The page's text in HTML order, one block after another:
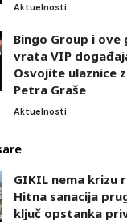
Aktuelnosti
Bingo Group i
vrata VIP
Osvojite ulaznice
Petra Graše
Aktuelnosti
GIKIL nema krizu
Hitna sanacija
ključ opstanka